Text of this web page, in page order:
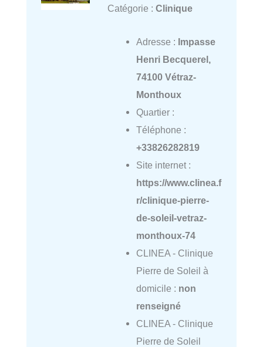
Catégorie : Clinique
Adresse : Impasse
Henri Becquerel,
74100 Vétraz-
Monthoux
Quartier :
Téléphone :
+33826282819
Site internet :
https://www.clinea.f
r/clinique-pierre-
de-soleil-vetraz-
monthoux-74
CLINEA - Clinique
Pierre de Soleil à
domicile : non
renseigné
CLINEA - Clinique
Pierre de Soleil